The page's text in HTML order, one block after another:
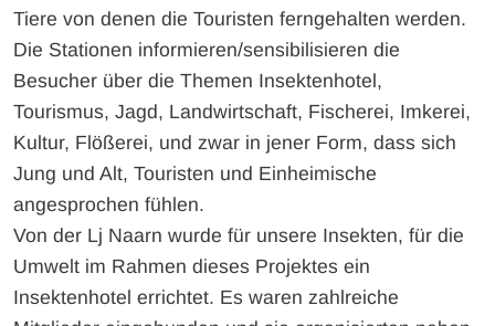
Tiere von denen die Touristen ferngehalten werden.
Die Stationen informieren/sensibilisieren die
Besucher über die Themen Insektenhotel,
Tourismus, Jagd, Landwirtschaft, Fischerei, Imkerei,
Kultur, Flößerei, und zwar in jener Form, dass sich
Jung und Alt, Touristen und Einheimische
angesprochen fühlen.
Von der Lj Naarn wurde für unsere Insekten, für die
Umwelt im Rahmen dieses Projektes ein
Insektenhotel errichtet. Es waren zahlreiche